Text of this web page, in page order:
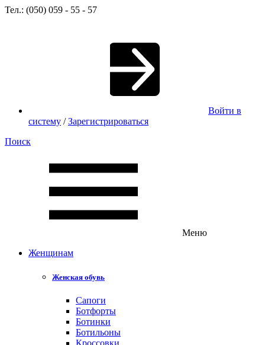
Тел.: (050) 059 - 55 - 57
Войти в
систему /Зарегистрироваться
Поиск
Меню
Женщинам
Женская обувь
Сапоги
Ботфорты
Ботинки
Ботильоны